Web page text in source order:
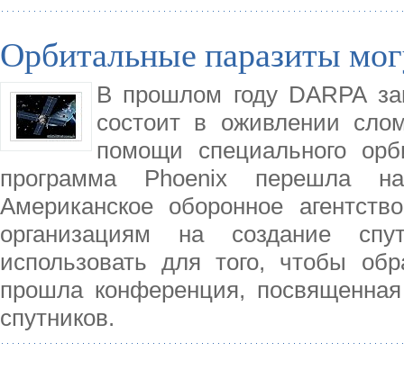
Орбитальные паразиты
В прошлом году DARPA
состоит в оживлении
помощи специального
программа Phoenix перешла
Американское оборонное
организациям на создание
использовать для того, чтобы
прошла конференция,
спутников.